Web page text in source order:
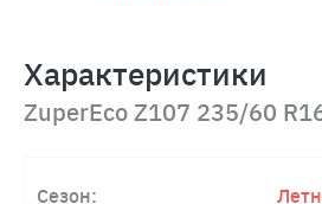
Характеристики
ZuperEco Z107 235/60
Сезон: